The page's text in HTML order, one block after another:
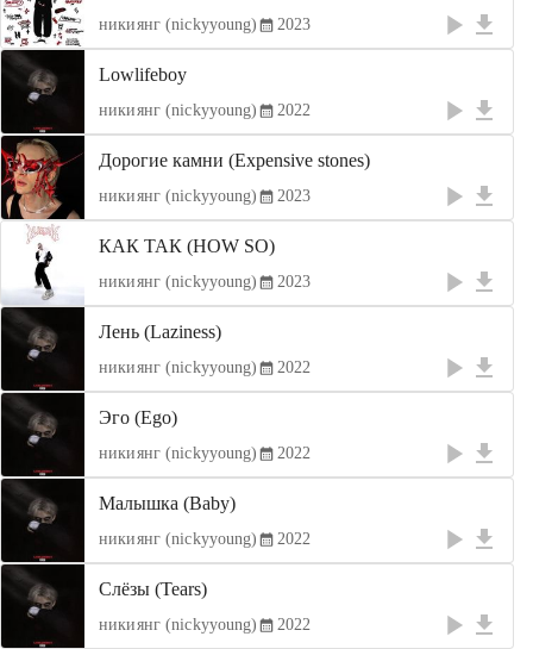
никиянг (nickyyoung) 2023
Lowlifeboy
никиянг (nickyyoung) 2022
Дорогие камни (Expensive stones)
никиянг (nickyyoung) 2023
КАК ТАК (HOW SO)
никиянг (nickyyoung) 2023
Лень (Laziness)
никиянг (nickyyoung) 2022
Эго (Ego)
никиянг (nickyyoung) 2022
Малышка (Baby)
никиянг (nickyyoung) 2022
Слёзы (Tears)
никиянг (nickyyoung) 2022